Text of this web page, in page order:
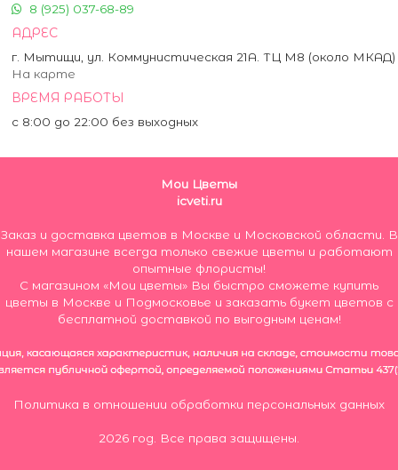
8 (925) 037-68-89
АДРЕС
г. Мытищи, ул. Коммунистическая 21А. ТЦ М8 (около МКАД)
На карте
ВРЕМЯ РАБОТЫ
с 8:00 до 22:00 без выходных
Мои Цветы
icveti.ru
Заказ и доставка цветов в Москве и Московской области. В
нашем магазине всегда только свежие цветы и работают
опытные флористы!
С магазином «Мои цветы» Вы быстро сможете купить
цветы в Москве и Подмосковье и заказать букет цветов с
бесплатной доставкой по выгодным ценам!
Политика в отношении обработки персональных данных
2026 год. Все права защищены.